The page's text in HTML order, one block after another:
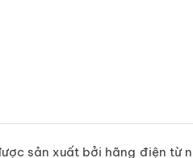
sản xuất bởi hãng điện từ